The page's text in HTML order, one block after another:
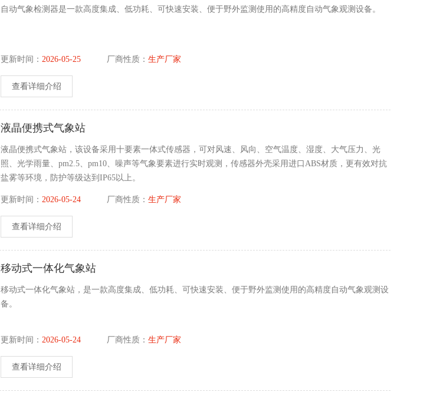
自动气象检测器是一款高度集成、低功耗、可快速安装、便于野外监测使用的高精度自动气象观测设备。
更新时间：2026-05-25 厂商性质：生产厂家
查看详细介绍
液晶便携式气象站
液晶便携式气象站，该设备采用十要素一体式传感器，可对风速、风向、空气温度、湿度、大气压力、光
照、光学雨量、pm2.5、pm10、噪声等气象要素进行实时观测，传感器外壳采用进口ABS材质，更有效对抗
盐雾等环境，防护等级达到IP65以上。
更新时间：2026-05-24 厂商性质：生产厂家
查看详细介绍
移动式一体化气象站
移动式一体化气象站，是一款高度集成、低功耗、可快速安装、便于野外监测使用的高精度自动气象观测设
备。
更新时间：2026-05-24 厂商性质：生产厂家
查看详细介绍